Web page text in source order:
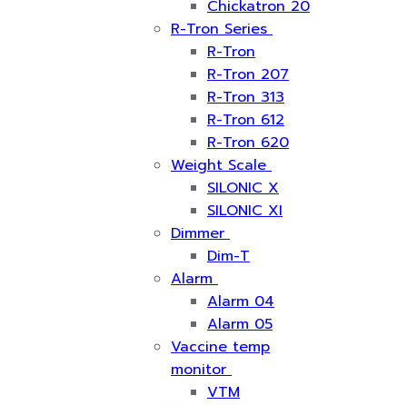
Chickatron 20
R-Tron Series
R-Tron
R-Tron 207
R-Tron 313
R-Tron 612
R-Tron 620
Weight Scale
SILONIC X
SILONIC XI
Dimmer
Dim-T
Alarm
Alarm 04
Alarm 05
Vaccine temp
monitor
VTM